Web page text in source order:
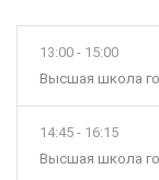
13:00 - 15:00
Высшая школа
14:45 - 16:15
Высшая школа